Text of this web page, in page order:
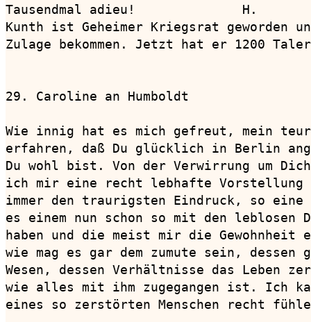
Tausendmal adieu!              H.
Kunth ist Geheimer Kriegsrat geworden
Zulage bekommen. Jetzt hat er 1200
29. Caroline an Humboldt
Wie innig hat es mich gefreut, mein
erfahren, daß Du glücklich in Berlin
Du wohl bist. Von der Verwirrung um
ich mir eine recht lebhafte Vorstellung
immer den traurigsten Eindruck, so eine
es einem nun schon so mit den leblosen
haben und die meist mir die Gewohnheit
wie mag es gar dem zumute sein, dessen
Wesen, dessen Verhältnisse das Leben
wie alles mit ihm zugegangen ist. Ich
eines so zerstörten Menschen recht